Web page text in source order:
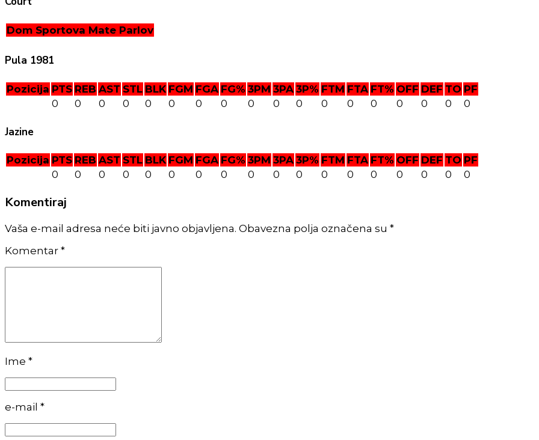
Dom Sportova Mate Parlov
Pula 1981
Pozicija PTS REB AST STL BLK FGM FGA FG% 3PM 3PA 3P% FTM FTA FT% OFF DEF TO PF
0
0 0 0 0 0 0 0 0 0 0 0 0 0 0 0 0 0
Jazine
Pozicija PTS REB AST STL BLK FGM FGA FG% 3PM 3PA 3P% FTM FTA FT% OFF DEF TO PF
0
0 0 0 0 0 0 0 0 0 0 0 0 0 0 0 0 0
Komentiraj
Vaša e-mail adresa neće biti javno objavljena. Obavezna polja označena su *
Komentar *
Ime *
e-mail *